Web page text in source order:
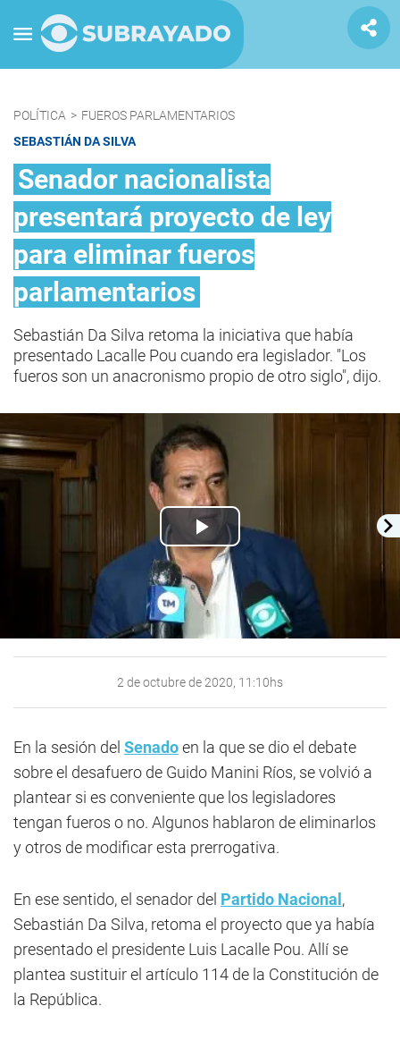
POLÍTICA > FUEROS PARLAMENTARIOS
SEBASTIÁN DA SILVA
Senador nacionalista
presentará proyecto de ley
para eliminar fueros
parlamentarios
Sebastián Da Silva retoma la iniciativa que había
presentado Lacalle Pou cuando era legislador. "Los
fueros son un anacronismo propio de otro siglo", dijo.
Play
Video
2 de octubre de 2020, 11:10hs
En la sesión del Senadoen la que se dio el debate
sobre el desafuero de Guido Manini Ríos, se volvió a
plantear si es conveniente que los legisladores
tengan fueros o no. Algunos hablaron de eliminarlos
y otros de modificar esta prerrogativa.
En ese sentido, el senador del Partido Nacional ,
Sebastián Da Silva, retoma el proyecto que ya había
presentado el presidente Luis Lacalle Pou. Allí se
plantea sustituir el artículo 114 de la Constitución de
la República.